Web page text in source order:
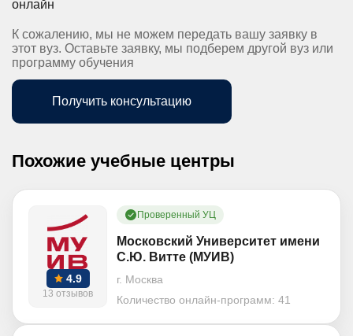
онлайн
К сожалению, мы не можем передать вашу заявку в
этот вуз. Оставьте заявку, мы подберем другой вуз или
программу обучения
Получить консультацию
Похожие учебные центры
4.9
13 отзывов
Проверенный УЦ
Московский Университет имени
С.Ю. Витте (МУИВ)
г. Москва
Количество онлайн-программ: 41